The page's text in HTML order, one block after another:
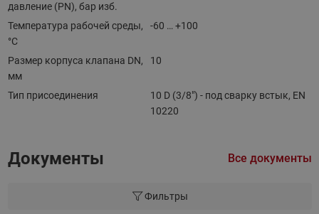
давление (PN), бар изб.
Температура рабочей среды,
°С
-60 … +100
Размер корпуса клапана DN,
мм
10
Тип присоединения
10 D (3/8") - под сварку встык, EN
10220
Документы Все документы
Фильтры